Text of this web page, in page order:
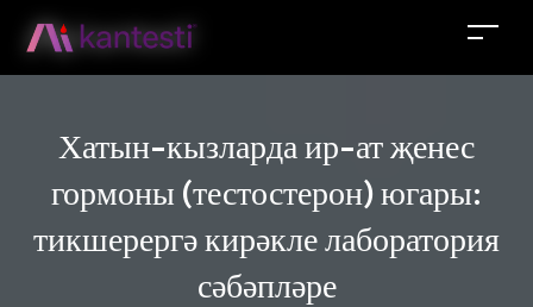
Хатын-кызларда ир-ат җенес
гормоны (тестостерон) югары:
тикшерергә кирәкле лаборатория
сәбәпләре